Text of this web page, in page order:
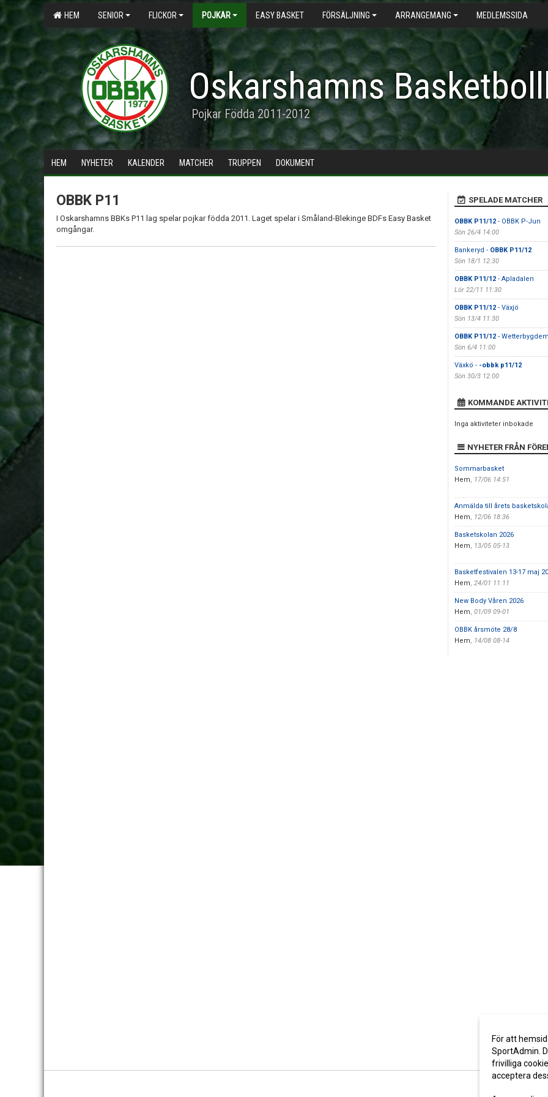
HEM SENIOR FLICKOR POJKAR EASY BASKET FÖRSÄLJNING ARRANGEMANG MEDLEMSSIDA
Oskarshamns
Pojkar Födda 2011-2012
HEM NYHETER KALENDER MATCHER TRUPPEN DOKUMENT
OBBK P11
I Oskarshamns BBKs P11 lag spelar pojkar födda 2011. Laget spelar i Småland-Blekinge BDFs Easy Basket
omgångar.
SPELADE MATCHER
OBBK P11/12- OBBK P-Jun
Sön 26/4 14:00
Bankeryd - OBBK P11/12
Sön 18/1 12:30
OBBK P11/12- Apladalen
Lör 22/11 11:30
OBBK P11/12- Växjö
Sön 13/4 11:30
OBBK P11/12-
Sön 6/4 11:00
Växkö - -obbk p11/12
Sön 30/3 12:00
KOMMANDE
Inga aktiviteter inbokade
NYHETER FRÅN
Sommarbasket
Hem, 17/06 14:51
Anmälda till årets
Hem, 12/06 18:36
Basketskolan 2026
Hem, 13/05 05-13
Basketfestivalen 13-17 maj
Hem, 24/01 11:11
New Body Våren 2026
Hem, 01/09 09-01
OBBK årsmöte 28/8
Hem, 14/08 08-14
För att
SportAdmin.
frivilliga
acceptera